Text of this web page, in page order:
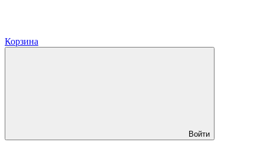
Корзина
Войти